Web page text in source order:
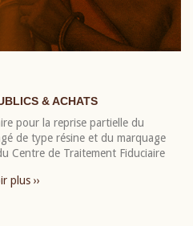
& ACHATS
pour la reprise partielle du
de type résine et du marquage
Centre de Traitement Fiduciaire
plus ››